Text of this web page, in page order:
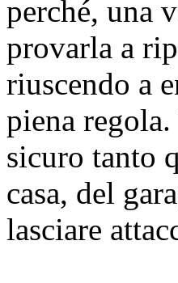
perché, una
provarla a
riuscendo a
piena
sicuro tanto
casa, del
lasciare